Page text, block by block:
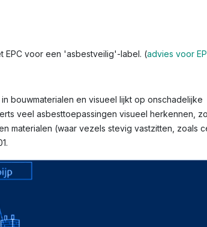
EPC voor een 'asbestveilig'-label. (advies voor
bouwmaterialen en visueel lijkt op onschadelijke
veel asbesttoepassingen visueel herkennen,
materialen (waar vezels stevig vastzitten, zoals